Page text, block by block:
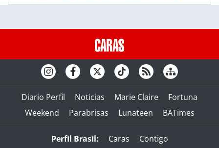
Diario Perfil Noticias Marie Claire
Fortuna
Weekend
Parabrisas Lunateen BATimes
Perfil Brasil: Caras
Contigo